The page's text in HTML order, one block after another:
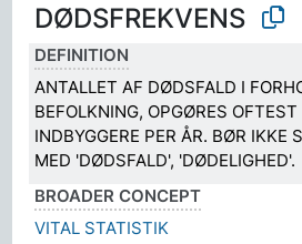
DØDSFREKVENS
DEFINITION
ANTALLET AF DØDSFALD I
BEFOLKNING, OPGØRES
INDBYGGERE PER ÅR. BØR IKKE
MED 'DØDSFALD', 'DØDELIGHED'.
BROADER CONCEPT
VITAL STATISTIK